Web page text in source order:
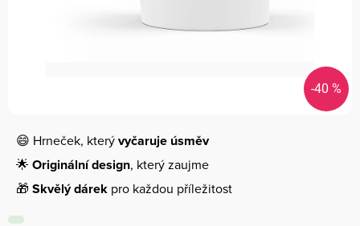
-40 %
😄 Hrneček, kterývyčaruje úsměv
🌟 Originální design, který zaujme
🎁 Skvělý dárek pro každou příležitost